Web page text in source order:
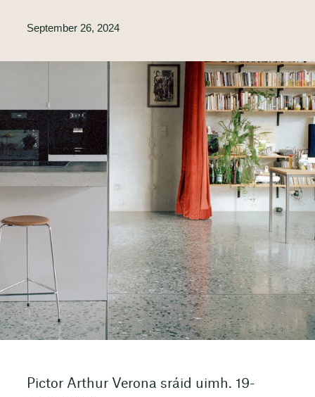
September 26, 2024
Pictor Arthur Verona sráid uimh. 19-